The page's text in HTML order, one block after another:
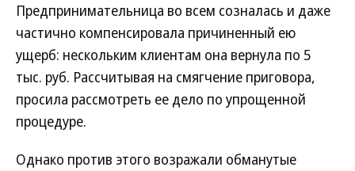
Предпринимательница во всем созналась и даже
частично компенсировала причиненный ею
ущерб: нескольким клиентам она вернула по 5
тыс. руб. Рассчитывая на смягчение приговора,
просила рассмотреть ее дело по упрощенной
процедуре.
Однако против этого возражали обманутые